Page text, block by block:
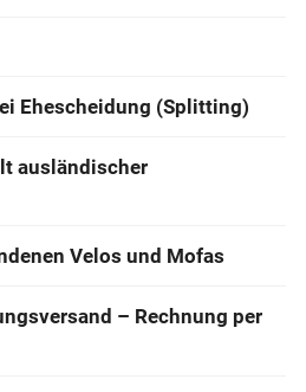
Ehescheidung (Splitting)
ausländischer
Velos und Mofas
– Rechnung per